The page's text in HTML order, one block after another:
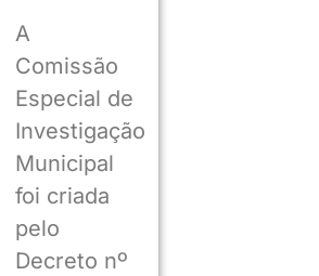
A
Comissão
Especial de
Investigação
Municipal
foi criada
pelo
Decreto nº